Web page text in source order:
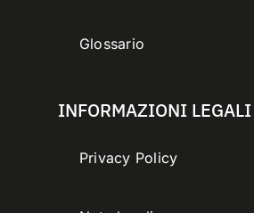
Glossario
INFORMAZIONI LEGALI
Privacy Policy